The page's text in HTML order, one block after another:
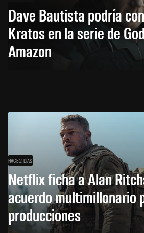
Dave Bautista podría
Kratos en la serie de
Amazon
HACE 2 DÍAS
Netflix ficha a Alan
acuerdo multimillonario
producciones